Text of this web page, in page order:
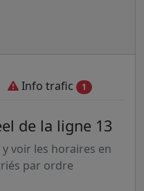
Info trafic 1
de la ligne 13
voir les horaires en
par ordre